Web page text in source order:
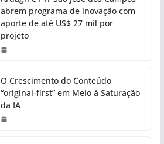
abrem programa de inovação com
aporte de até US$ 27 mil por
projeto
O Crescimento do Conteúdo
“original-first” em Meio à Saturação
da IA